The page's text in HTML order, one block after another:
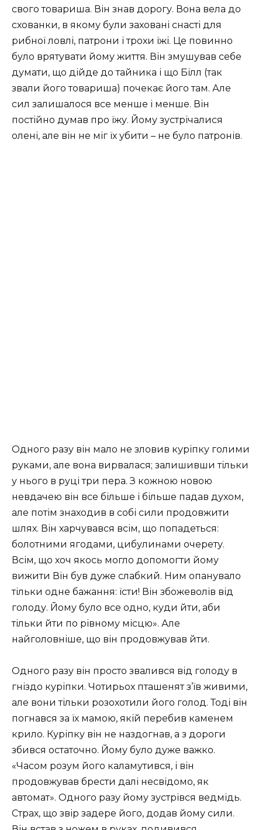
свого товариша. Він знав дорогу. Вона вела до
схованки, в якому були заховані снасті для
рибної ловлі, патрони і трохи їжі. Це повинно
було врятувати йому життя. Він змушував себе
думати, що дійде до тайника і що Білл (так
звали його товариша) почекає його там. Але
сил залишалося все менше і менше. Він
постійно думав про їжу. Йому зустрічалися
олені, але він не міг їх убити – не було патронів.
Одного разу він мало не зловив куріпку голими
руками, але вона вирвалася; залишивши тільки
у нього в руці три пера. З кожною новою
невдачею він все більше і більше падав духом,
але потім знаходив в собі сили продовжити
шлях. Він харчувався всім, що попадеться:
болотними ягодами, цибулинами очерету.
Всім, що хоч якось могло допомогти йому
вижити Він був дуже слабкий. Ним опанувало
тільки одне бажання: їсти! Він збожеволів від
голоду. Йому було все одно, куди йти, аби
тільки йти по рівному місцю». Але
найголовніше, що він продовжував йти.
Одного разу він просто звалився від голоду в
гніздо куріпки. Чотирьох пташенят з’їв живими,
але вони тільки розохотили його голод. Тоді він
погнався за їх мамою, якій перебив каменем
крило. Куріпку він не наздогнав, а з дороги
збився остаточно. Йому було дуже важко.
«Часом розум його каламутився, і він
продовжував брести далі несвідомо, як
автомат». Одного разу йому зустрівся ведмідь.
Страх, що звір задере його, додав йому сили.